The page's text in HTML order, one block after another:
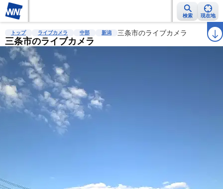
検索 現在地
雨雲レーダー 台風情報 地震情報 警報・注意報 2週間天気 ラ
トップ ライブカメラ 中部 新潟 三条市のライブカメラ
三条市のライブカメラ